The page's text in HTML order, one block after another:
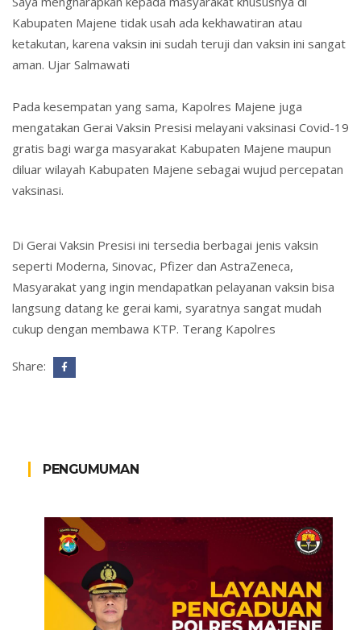
Kabupaten Majene tidak usah ada kekhawatiran atau
ketakutan, karena vaksin ini sudah teruji dan vaksin ini sangat
aman. Ujar Salmawati
Pada kesempatan yang sama, Kapolres Majene juga
mengatakan Gerai Vaksin Presisi melayani vaksinasi Covid-19
gratis bagi warga masyarakat Kabupaten Majene maupun
diluar wilayah Kabupaten Majene sebagai wujud percepatan
vaksinasi.
Di Gerai Vaksin Presisi ini tersedia berbagai jenis vaksin
seperti Moderna, Sinovac, Pfizer dan AstraZeneca,
Masyarakat yang ingin mendapatkan pelayanan vaksin bisa
langsung datang ke gerai kami, syaratnya sangat mudah
cukup dengan membawa KTP. Terang Kapolres
Share:
PENGUMUMAN